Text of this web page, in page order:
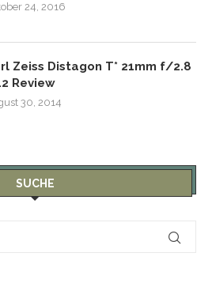
24, 2016
Zeiss Distagon T* 21mm f/2.8
Review
30, 2014
SUCHE